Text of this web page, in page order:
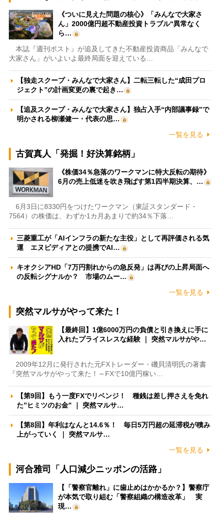
《ついに見えた問題の核心》「みんなで大家さ
ん」2000億円超不動産投資トラブル“異常なく
ら…
本誌『週刊ポスト』が追及してきた不動産投資商品「みんなで
大家さん」がいよいよ最終局面を迎えている…
【独走スクープ・みんなで大家さん】二転三転した“成田プロ
ジェクト”の計画変更の裏で起き…
【追及スクープ・みんなで大家さん】独占入手“内部議事録”で
明かされる柳瀬健一・代表の思…
一覧を見る
古賀真人「発掘！好決算銘柄」
《株価34％急落のワークマンに特大反転の期待》
6月の売上低迷を吹き飛ばす第1四半期決算、…
6月3日に8330円をつけたワークマン（東証スタンダード・
7564）の株価は、わずか1カ月あまりで約34％下落…
三菱重工が「AIインフラの新たな主役」として再評価される気
運 エヌビディアとの提携でAI…
キオクシアHD「7万円割れからの急反発」は再びの上昇局面へ
の反転シグナルか？ 市場のムー…
一覧を見る
突然マルサがやって来た！
【最終回】1億6000万円の負債と引き換えに手に
入れたプライスレスな経験 ｜ 突然マルサがや…
2009年12月に発行された元FXトレーダー・磯貝清明氏の著書
『突然マルサがやって来た！～FXで10億円稼い…
【第9回】もう一度FXでリベンジ！ 種銭は差し押さえを免れ
た”ヒミツのお金” ｜ 突然マルサ…
【第8回】年利はなんと14.6％！ 毎日5万円超の延滞税が積み
上がっていく ｜ 突然マルサ…
一覧を見る
河合雅司「人口減少ニッポンの活路」
【「警察官離れ」に歯止めはかかるか？】警察庁
が本気で取り組む「警察組織の構造改革」 実
現…